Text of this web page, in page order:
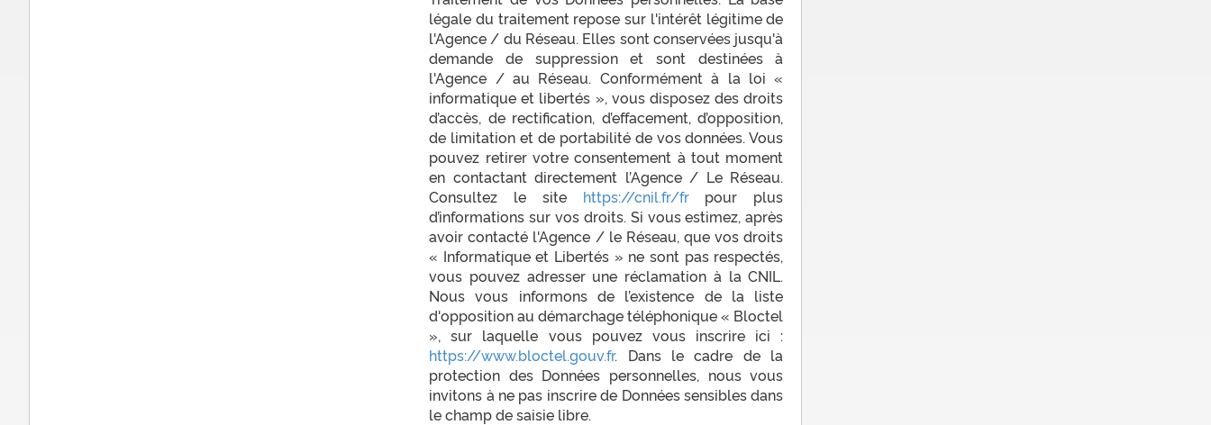
légale du traitement repose sur l'intérêt légitime de
l'Agence / du Réseau. Elles sont conservées jusqu'à
demande de suppression et sont destinées à
l'Agence / au Réseau. Conformément à la loi «
informatique et libertés », vous disposez des droits
d’accès, de rectification, d’effacement, d’opposition,
de limitation et de portabilité de vos données. Vous
pouvez retirer votre consentement à tout moment
en contactant directement l’Agence / Le Réseau.
Consultez le site https://cnil.fr/frpour plus
d’informations sur vos droits. Si vous estimez, après
avoir contacté l'Agence / le Réseau, que vos droits
« Informatique et Libertés » ne sont pas respectés,
vous pouvez adresser une réclamation à la CNIL.
Nous vous informons de l’existence de la liste
d'opposition au démarchage téléphonique « Bloctel
», sur laquelle vous pouvez vous inscrire ici :
https://www.bloctel.gouv.fr. Dans le cadre de la
protection des Données personnelles, nous vous
invitons à ne pas inscrire de Données sensibles dans
le champ de saisie libre.